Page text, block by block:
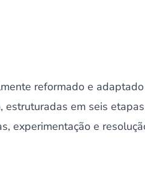
reformado e
estruturadas em seis
experimentação e